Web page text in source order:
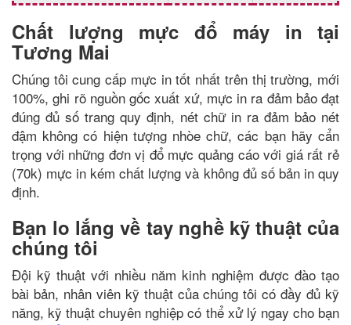
Chất lượng mực đổ máy in tại
Tương Mai
Chúng tôi cung cấp mực in tốt nhất trên thị trường, mới
100%, ghi rõ nguồn gốc xuất xứ, mực in ra đảm bảo đạt
đúng đủ số trang quy định, nét chữ in ra đảm bảo nét
đậm không có hiện tượng nhòe chữ, các bạn hãy cẩn
trọng với những đơn vị đổ mực quảng cáo với giá rất rẻ
(70k) mực in kém chất lượng và không đủ số bản in quy
định.
Bạn lo lắng về tay nghề kỹ thuật của
chúng tôi
Đội kỹ thuật với nhiều năm kinh nghiệm được đào tạo
bài bản, nhân viên kỹ thuật của chúng tôi có đầy đủ kỹ
năng, kỹ thuật chuyên nghiệp có thể xử lý ngay cho bạn